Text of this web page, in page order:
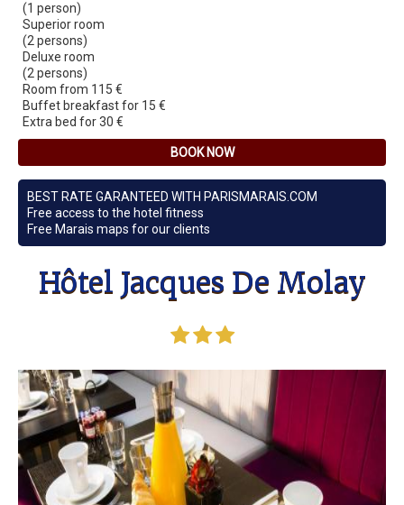
(1 person)
Superior room
(2 persons)
Deluxe room
(2 persons)
Room from 115 €
Buffet breakfast for 15 €
Extra bed for 30 €
BOOK NOW
BEST RATE GARANTEED WITH PARISMARAIS.COM
Free access to the hotel fitness
Free Marais maps for our clients
Hôtel Jacques De Molay